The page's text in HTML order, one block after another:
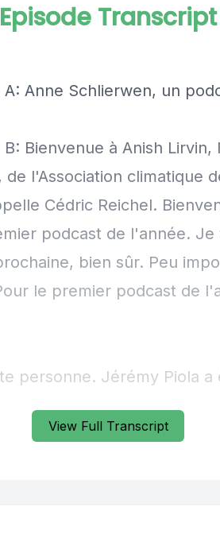
View Full Transcript
Episode Transcript